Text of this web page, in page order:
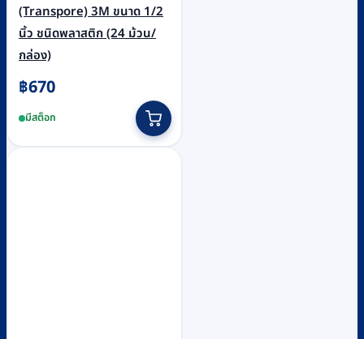
(Transpore) 3M ขนาด 1/2
นิ้ว ชนิดพลาสติก (24 ม้วน/
กล่อง)
฿670
มีสต็อก